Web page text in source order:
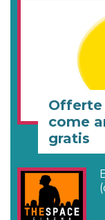
Offerte
come
gratis